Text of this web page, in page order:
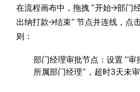
在流程画布中，拖拽 “开始→部门
出纳打款→结束” 节点并连线，点
则：​
部门经理审批节点：设置 “审
所属部门经理”，超时3天未